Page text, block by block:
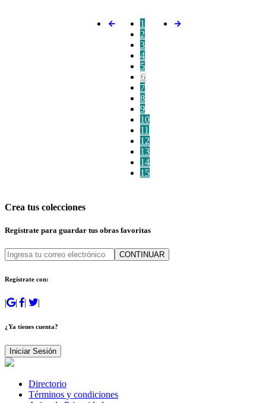
1
2
3
4
5
6
7
8
9
10
11
12
13
14
15
Crea tus colecciones
Regístrate para guardar tus obras favoritas
CONTINUAR
Regístrate con:
| | | |
¿Ya tienes cuenta?
Iniciar Sesión
Directorio
Términos y condiciones